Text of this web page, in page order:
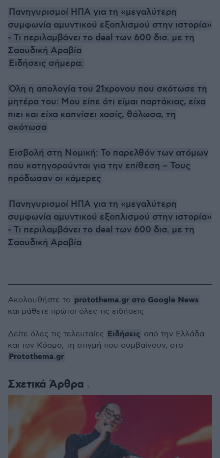
Πανηγυρισμοί ΗΠΑ για τη «μεγαλύτερη
συμφωνία αμυντικού εξοπλισμού στην ιστορία»
- Τι περιλαμβάνει το deal των 600 δισ. με τη
Σαουδική Αραβία
Ειδήσεις σήμερα:
Όλη η απολογία του 21χρονου που σκότωσε τη
μητέρα του: Μου είπε ότι είμαι παρτάκιας, είχα
πιει και είχα καπνίσει χασίς, θόλωσα, τη
σκότωσα
Εισβολή στη Νομική: Το παρελθόν των ατόμων
που κατηγορούνται για την επίθεση – Τους
πρόδωσαν οι κάμερες
Πανηγυρισμοί ΗΠΑ για τη «μεγαλύτερη
συμφωνία αμυντικού εξοπλισμού στην ιστορία»
- Τι περιλαμβάνει το deal των 600 δισ. με τη
Σαουδική Αραβία
Σχετικά Άρθρα
Ακολουθήστε το protothema.gr στο Google News
και μάθετε πρώτοι όλες τις ειδήσεις
Δείτε όλες τις τελευταίες Ειδήσεις από την Ελλάδα
και τον Κόσμο, τη στιγμή που συμβαίνουν, στο
Protothema.gr